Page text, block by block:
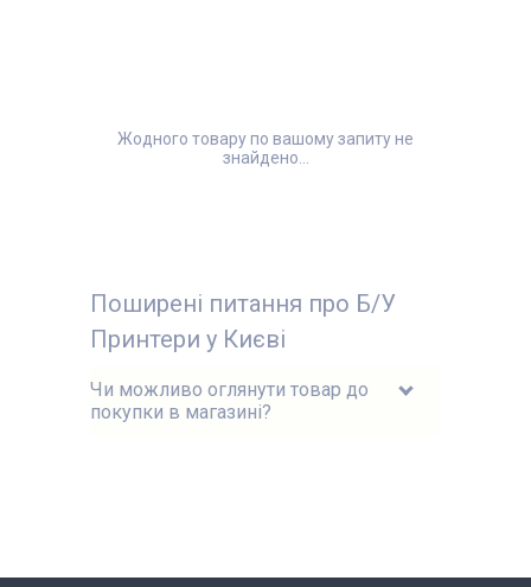
Жодного товару по вашому запиту не
знайдено...
Поширені питання про Б/У
Принтери у Києві
Чи можливо оглянути товар до
покупки в магазині?